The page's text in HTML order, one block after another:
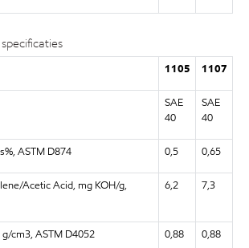
1105 1107
SAE
40
SAE
40
ASTM D874 0,5 0,65
Acetic Acid, mg KOH/g,
6,2 7,3
cm3, ASTM D4052 0,88 0,88